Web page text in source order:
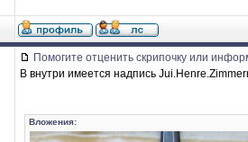
Помогите отценить скрипочку или
В внутри имеется надпись
Вложения: